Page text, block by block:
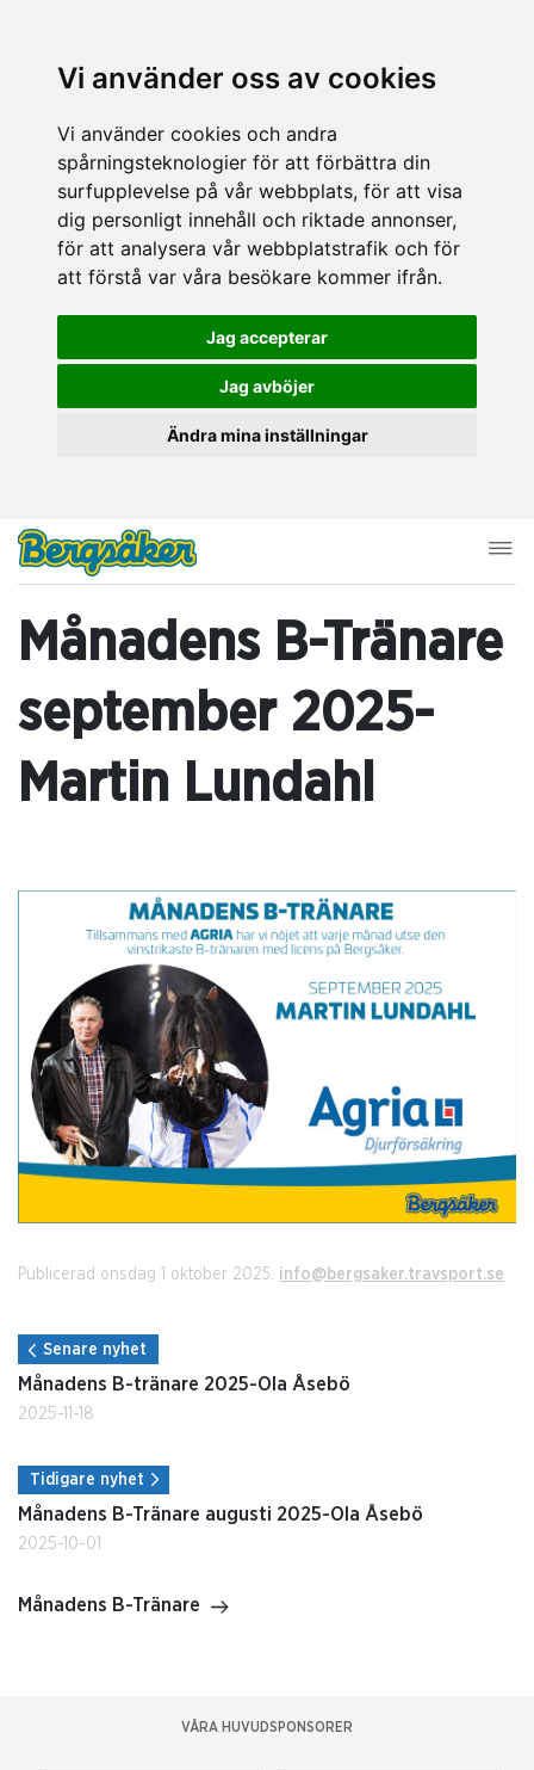
Vi använder oss av cookies
Vi använder cookies och andra
spårningsteknologier för att förbättra din
surfupplevelse på vår webbplats, för att visa
dig personligt innehåll och riktade annonser,
för att analysera vår webbplatstrafik och för
att förstå var våra besökare kommer ifrån.
Jag accepterar
Jag avböjer
Ändra mina inställningar
Månadens B-Tränare
september 2025-
Martin Lundahl
Publicerad onsdag 1 oktober 2025. info@bergsaker.travsport.se
Senare nyhet
Månadens B-tränare 2025-Ola Åsebö
2025-11-18
Tidigare nyhet
Månadens B-Tränare augusti 2025-Ola Åsebö
2025-10-01
Månadens B-Tränare
VÅRA HUVUDSPONSORER